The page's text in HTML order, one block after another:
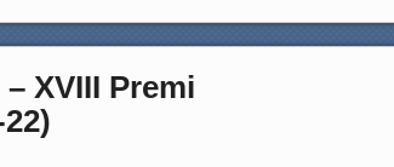
XVIII Premi